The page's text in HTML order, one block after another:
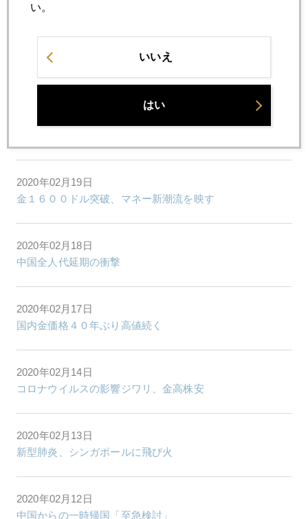
世界同時株安、金１７００ドル接近も
2020年02月21日
2020年02月19日
金１６００ドル突破、マネー新潮流を映す
2020年02月18日
中国全人代延期の衝撃
2020年02月17日
国内金価格４０年ぶり高値続く
2020年02月14日
コロナウイルスの影響ジワリ、金高株安
2020年02月13日
新型肺炎、シンガポールに飛び火
2020年02月12日
中国からの一時帰国「至急検討」
い。
いいえ
はい